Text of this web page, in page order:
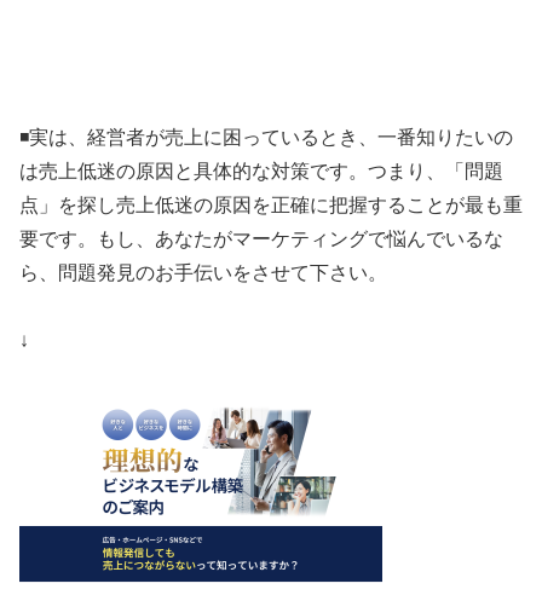
◾️実は、経営者が売上に困っているとき、一番知りたいの
は売上低迷の原因と具体的な対策です。つまり、「問題
点」を探し売上低迷の原因を正確に把握することが最も重
要です。もし、あなたがマーケティングで悩んでいるな
ら、問題発見のお手伝いをさせて下さい。
↓